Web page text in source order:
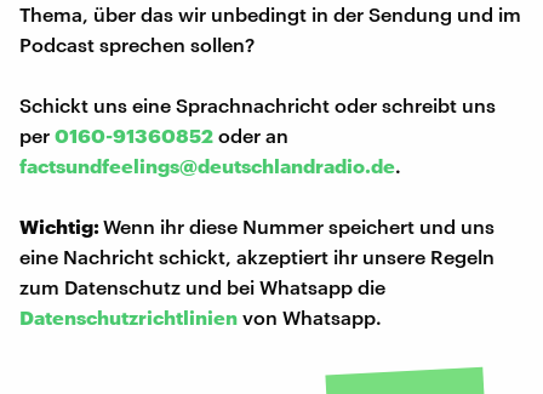
Thema, über das wir unbedingt in der Sendung und im
Podcast sprechen sollen?
Schickt uns eine Sprachnachricht oder schreibt uns
per 0160-91360852 oder an
factsundfeelings@deutschlandradio.de.
Wichtig:Wenn ihr diese Nummer speichert und uns
eine Nachricht schickt, akzeptiert ihr unsere Regeln
zum Datenschutz und bei Whatsapp die
Datenschutzrichtlinien von Whatsapp.